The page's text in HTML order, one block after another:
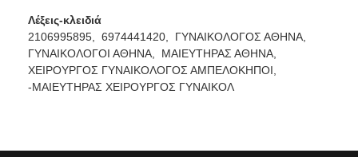
Λέξεις-κλειδιά
2106995895,
6974441420,
ΓΥΝΑΙΚΟΛΟΓΟΣ ΑΘΗΝΑ,
ΓΥΝΑΙΚΟΛΟΓΟΙ ΑΘΗΝΑ,
ΜΑΙΕΥΤΗΡΑΣ ΑΘΗΝΑ,
ΧΕΙΡΟΥΡΓΟΣ ΓΥΝΑΙΚΟΛΟΓΟΣ ΑΜΠΕΛΟΚΗΠΟΙ,
-ΜΑΙΕΥΤΗΡΑΣ ΧΕΙΡΟΥΡΓΟΣ ΓΥΝΑΙΚΟΛ